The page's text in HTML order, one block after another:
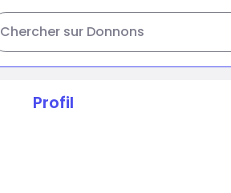
Chercher sur Donnons
Profil